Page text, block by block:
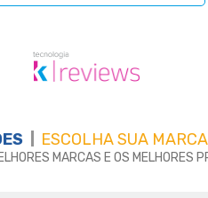
ESCOLHA SUA
MARCAS E OS MELHORES